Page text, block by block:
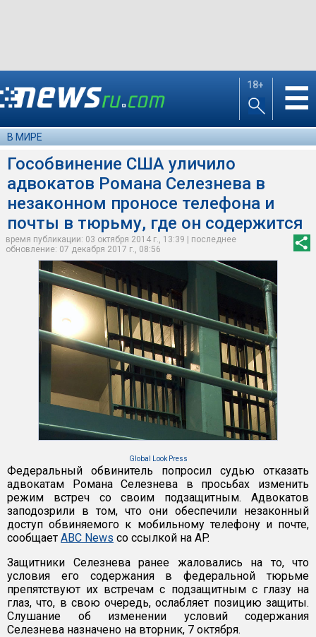
18+ ☰
В МИРЕ
Гособвинение США уличило
адвокатов Романа Селезнева в
незаконном проносе телефона и
почты в тюрьму, где он содержится
время публикации: 03 октября 2014 г., 13:39 | последнее
обновление: 07 декабря 2017 г., 08:56
Global Look Press
Федеральный обвинитель попросил судью отказать
адвокатам Романа Селезнева в просьбах изменить
режим встреч со своим подзащитным. Адвокатов
заподозрили в том, что они обеспечили незаконный
доступ обвиняемого к мобильному телефону и почте,
сообщает ABC News со ссылкой на AP.
Защитники Селезнева ранее жаловались на то, что
условия его содержания в федеральной тюрьме
препятствуют их встречам с подзащитным с глазу на
глаз, что, в свою очередь, ослабляет позицию защиты.
Слушание об изменении условий содержания
Селезнева назначено на вторник, 7 октября.